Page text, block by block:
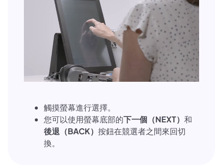
觸摸螢幕進行選擇。
您可以使用螢幕底部的下一個（NEXT） 和
後退（BACK） 按鈕在競選者之間來回切
換。